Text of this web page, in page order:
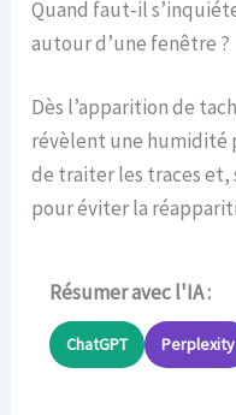
Quand faut-il
autour d’une fenêtre ?
Dès l’apparition de
révèlent une humidité
de traiter les traces
pour éviter la
Résumer avec l'IA :
ChatGPT Perplexity